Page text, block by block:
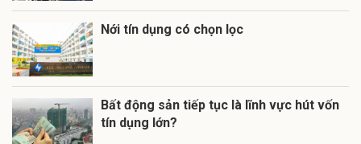
Nới tín dụng có chọn lọc
Bất động sản tiếp tục là lĩnh vực hút vốn
tín dụng lớn?